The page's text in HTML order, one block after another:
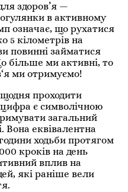
здоров’я —
в активному
означає, що рухатися
5 кілометрів на
повинні займатися
більше ми активні, то
ми отримуємо!
проходити
є символічною
загальний
Вона еквівалентна
ходьби протягом
кроків на день
вплив на
які раніше вели